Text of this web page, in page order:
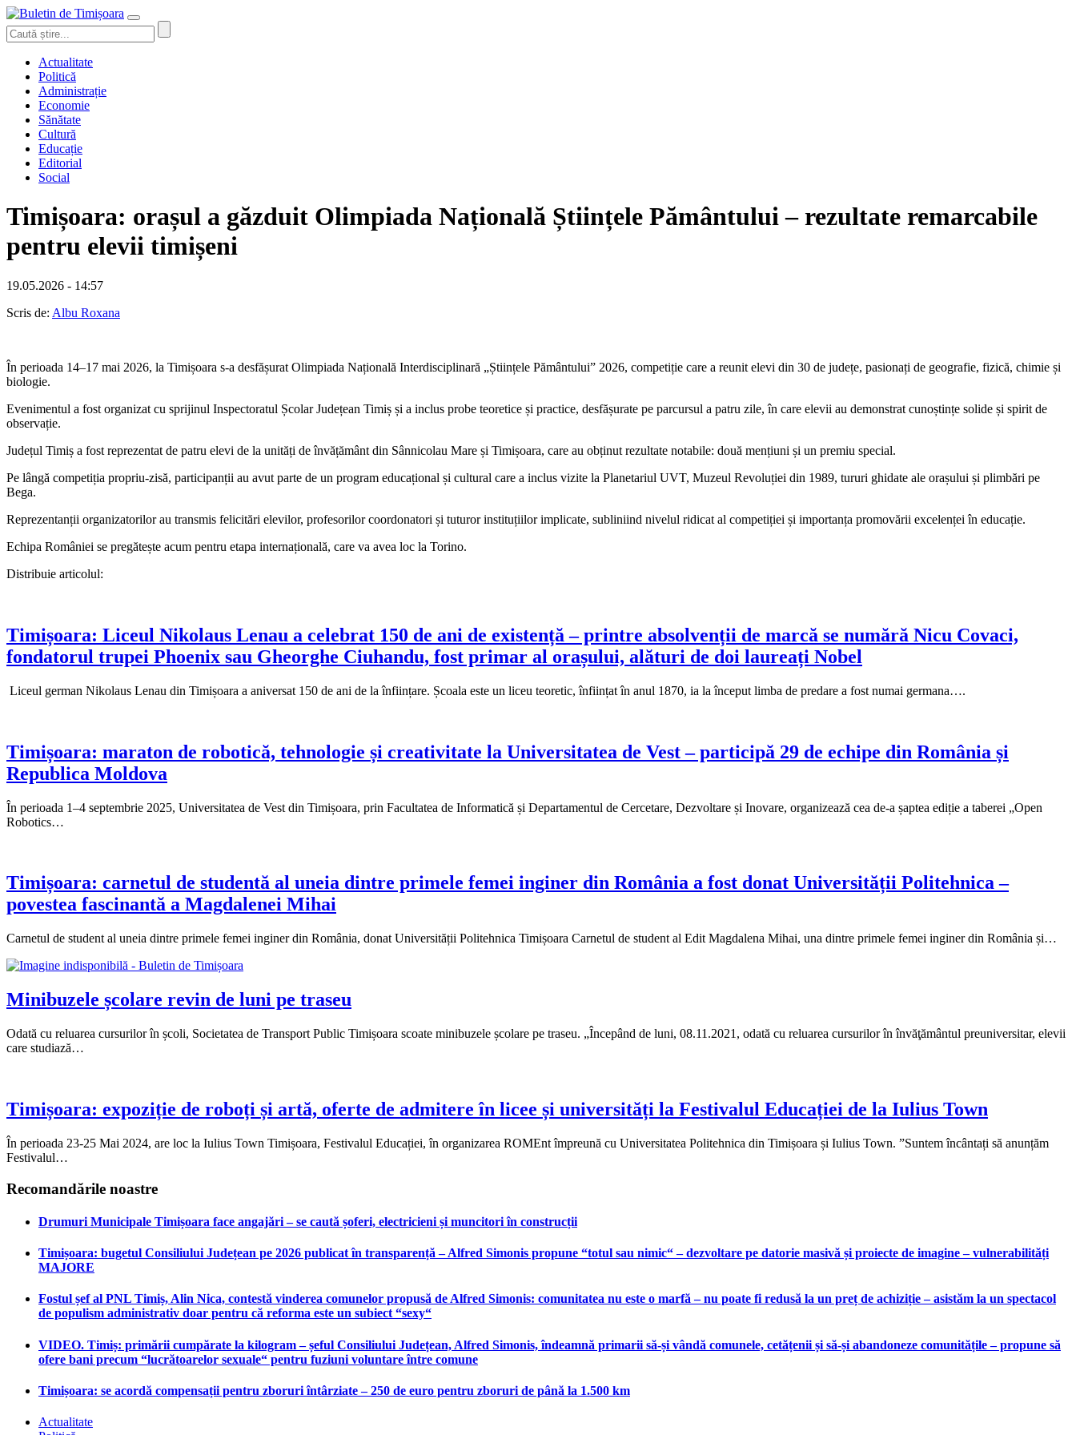
Actualitate
Politică
Administrație
Economie
Sănătate
Cultură
Educație
Editorial
Social
Timișoara: orașul a găzduit Olimpiada Națională Științele Pământului – rezultate remarcabile
pentru elevii timișeni
19.05.2026 - 14:57
Scris de: Albu Roxana
În perioada 14–17 mai 2026, la Timișoara s-a desfășurat Olimpiada Națională Interdisciplinară „Științele Pământului” 2026, competiție care a reunit elevi din 30 de județe, pasionați de geografie, fizică, chimie și
biologie.
Evenimentul a fost organizat cu sprijinul Inspectoratul Școlar Județean Timiș și a inclus probe teoretice și practice, desfășurate pe parcursul a patru zile, în care elevii au demonstrat cunoștințe solide și spirit de
observație.
Județul Timiș a fost reprezentat de patru elevi de la unități de învățământ din Sânnicolau Mare și Timișoara, care au obținut rezultate notabile: două mențiuni și un premiu special.
Pe lângă competiția propriu-zisă, participanții au avut parte de un program educațional și cultural care a inclus vizite la Planetariul UVT, Muzeul Revoluției din 1989, tururi ghidate ale orașului și plimbări pe
Bega.
Reprezentanții organizatorilor au transmis felicitări elevilor, profesorilor coordonatori și tuturor instituțiilor implicate, subliniind nivelul ridicat al competiției și importanța promovării excelenței în educație.
Echipa României se pregătește acum pentru etapa internațională, care va avea loc la Torino.
Distribuie articolul:
Timișoara: Liceul Nikolaus Lenau a celebrat 150 de ani de existență – printre absolvenții de marcă se numără Nicu Covaci,
fondatorul trupei Phoenix sau Gheorghe Ciuhandu, fost primar al orașului, alături de doi laureați Nobel
Liceul german Nikolaus Lenau din Timișoara a aniversat 150 de ani de la înființare. Școala este un liceu teoretic, înființat în anul 1870, ia la început limba de predare a fost numai germana….
Timișoara: maraton de robotică, tehnologie și creativitate la Universitatea de Vest – participă 29 de echipe din România și
Republica Moldova
În perioada 1–4 septembrie 2025, Universitatea de Vest din Timișoara, prin Facultatea de Informatică și Departamentul de Cercetare, Dezvoltare și Inovare, organizează cea de-a șaptea ediție a taberei „Open
Robotics…
Timișoara: carnetul de studentă al uneia dintre primele femei inginer din România a fost donat Universității Politehnica –
povestea fascinantă a Magdalenei Mihai
Carnetul de student al uneia dintre primele femei inginer din România, donat Universității Politehnica Timișoara Carnetul de student al Edit Magdalena Mihai, una dintre primele femei inginer din România și…
Minibuzele școlare revin de luni pe traseu
Odată cu reluarea cursurilor în școli, Societatea de Transport Public Timișoara scoate minibuzele școlare pe traseu. „Începând de luni, 08.11.2021, odată cu reluarea cursurilor în învăţământul preuniversitar, elevii
care studiază…
Timișoara: expoziție de roboți și artă, oferte de admitere în licee și universități la Festivalul Educației de la Iulius Town
În perioada 23-25 Mai 2024, are loc la Iulius Town Timișoara, Festivalul Educației, în organizarea ROMEnt împreună cu Universitatea Politehnica din Timișoara și Iulius Town. ”Suntem încântați să anunțăm
Festivalul…
Recomandările noastre
Drumuri Municipale Timișoara face angajări – se caută șoferi, electricieni și muncitori în construcții
Timișoara: bugetul Consiliului Județean pe 2026 publicat în transparență – Alfred Simonis propune “totul sau nimic“ – dezvoltare pe datorie masivă și proiecte de imagine – vulnerabilități
MAJORE
Fostul șef al PNL Timiș, Alin Nica, contestă vinderea comunelor propusă de Alfred Simonis: comunitatea nu este o marfă – nu poate fi redusă la un preț de achiziție – asistăm la un spectacol
de populism administrativ doar pentru că reforma este un subiect “sexy“
VIDEO. Timiș: primării cumpărate la kilogram – șeful Consiliului Județean, Alfred Simonis, îndeamnă primarii să-și vândă comunele, cetățenii și să-și abandoneze comunitățile – propune să
ofere bani precum “lucrătoarelor sexuale“ pentru fuziuni voluntare între comune
Timișoara: se acordă compensații pentru zboruri întârziate – 250 de euro pentru zboruri de până la 1.500 km
Actualitate